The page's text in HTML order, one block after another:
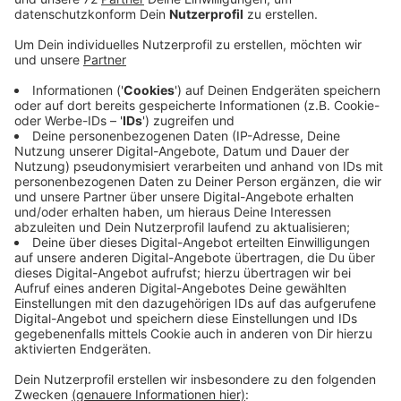
Anzeige
Modell des Rathauses der Partnerstadt geschenkt
bekommen. Es besteht aus unzähligen
Streichhölzern. An einigen Stellen hat das Modell
ziemlich gelitten. Die Modellbau AG des Anette-von-
Droste-Hülshoff-Gymnasiums soll es jetzt wieder auf
Vordermann bringen. Bis Mitte Mai soll das
Streichholz-Rathaus in neuem Glanz erstrahlen. Kurz
darauf kommt eine Gruppe aus Charleville-Mézières
zum Jubiläumsbesuch. Dann will die Stadt Dülmen sie
mit dem renovierten Modell überraschen.
Anzeige